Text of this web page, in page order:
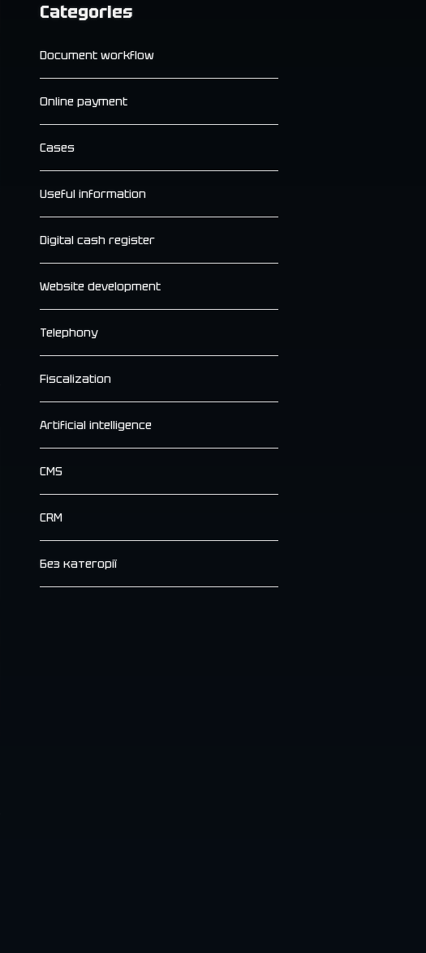
Categories
Document workflow
Online payment
Cases
Useful information
Digital cash register
Website development
Telephony
Fiscalization
Artificial intelligence
CMS
CRM
Без категорії